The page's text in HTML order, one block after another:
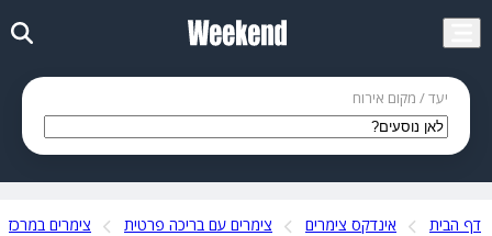
יעד / מקום אירוח
דף הבית אינדקס צימרים צימרים עם בריכה פרטית צימרים במרכז